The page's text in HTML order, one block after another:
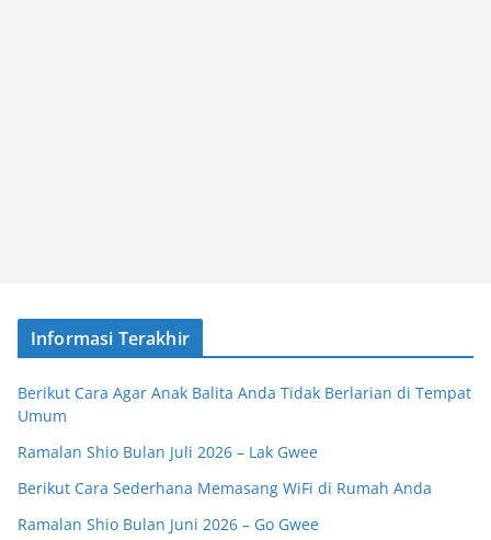
Informasi Terakhir
Berikut Cara Agar Anak Balita Anda Tidak Berlarian di Tempat
Umum
Ramalan Shio Bulan Juli 2026 – Lak Gwee
Berikut Cara Sederhana Memasang WiFi di Rumah Anda
Ramalan Shio Bulan Juni 2026 – Go Gwee